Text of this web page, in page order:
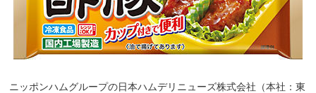
ニッポンハムグループの日本ハムデリニューズ株式会社（本社：東